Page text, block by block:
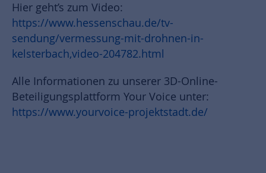
Hier geht’s zum Video:
https://www.hessenschau.de/tv-
sendung/vermessung-mit-drohnen-in-
kelsterbach,video-204782.html
Alle Informationen zu unserer 3D-Online-
Beteiligungsplattform Your Voice unter:
https://www.yourvoice-projektstadt.de/